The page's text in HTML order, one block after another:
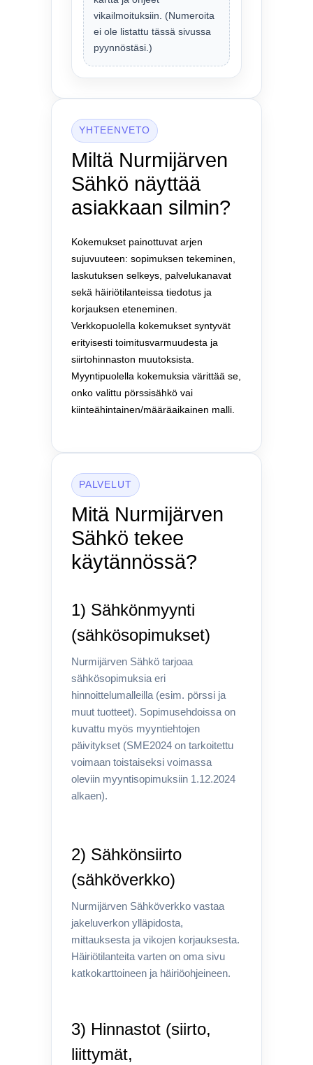
vikailmoituksiin. (Numeroita
ei ole listattu tässä sivussa
pyynnöstäsi.)
YHTEENVETO
Miltä Nurmijärven
Sähkö näyttää
asiakkaan silmin?
Kokemukset painottuvat arjen
sujuvuuteen: sopimuksen tekeminen,
laskutuksen selkeys, palvelukanavat
sekä häiriötilanteissa tiedotus ja
korjauksen eteneminen.
Verkkopuolella kokemukset syntyvät
erityisesti toimitusvarmuudesta ja
siirtohinnaston muutoksista.
Myyntipuolella kokemuksia värittää se,
onko valittu pörssisähkö vai
kiinteähintainen/määräaikainen malli.
PALVELUT
Mitä Nurmijärven
Sähkö tekee
käytännössä?
1) Sähkönmyynti
(sähkösopimukset)
Nurmijärven Sähkö tarjoaa
sähkösopimuksia eri
hinnoittelumalleilla (esim. pörssi ja
muut tuotteet). Sopimusehdoissa on
kuvattu myös myyntiehtojen
päivitykset (SME2024 on tarkoitettu
voimaan toistaiseksi voimassa
oleviin myyntisopimuksiin 1.12.2024
alkaen).
2) Sähkönsiirto
(sähköverkko)
Nurmijärven Sähköverkko vastaa
jakeluverkon ylläpidosta,
mittauksesta ja vikojen korjauksesta.
Häiriötilanteita varten on oma sivu
katkokarttoineen ja häiriöohjeineen.
3) Hinnastot (siirto,
liittymät,